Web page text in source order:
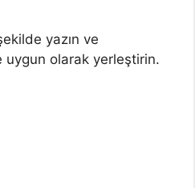
yazın ve
olarak yerleştirin.